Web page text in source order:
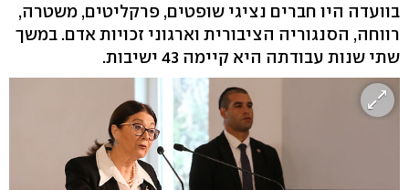
בוועדה היו חברים נציגי שופטים, פרקליטים, משטרה,
רווחה, הסנגוריה הציבורית וארגוני זכויות אדם. במשך
שתי שנות עבודתה היא קיימה 43 ישיבות.